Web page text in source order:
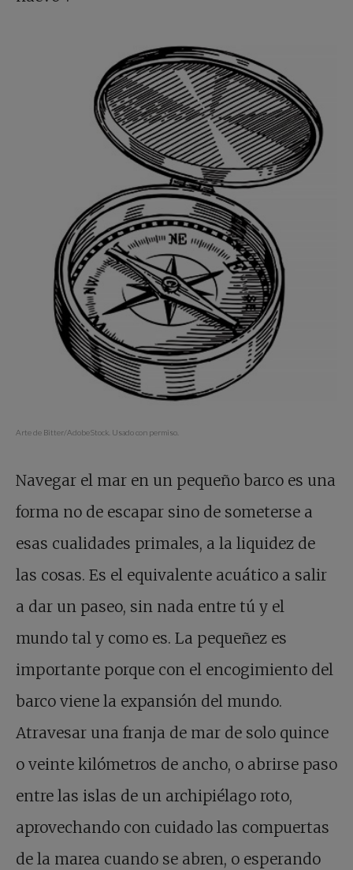
Arte de Bitter/AdobeStock. Usado con permiso.
Navegar el mar en un pequeño barco es una
forma no de escapar sino de someterse a
esas cualidades primales, a la liquidez de
las cosas. Es el equivalente acuático a salir
a dar un paseo, sin nada entre tú y el
mundo tal y como es. La pequeñez es
importante porque con el encogimiento del
barco viene la expansión del mundo.
Atravesar una franja de mar de solo quince
o veinte kilómetros de ancho, o abrirse paso
entre las islas de un archipiélago roto,
aprovechando con cuidado las compuertas
de la marea cuando se abren, o esperando